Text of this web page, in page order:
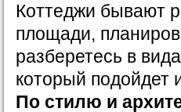
Коттеджи бывают
площади,
разберетесь в
который подойдет
По стилю и